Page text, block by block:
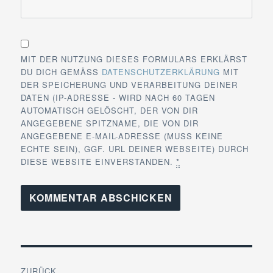
MIT DER NUTZUNG DIESES FORMULARS ERKLÄRST
DU DICH GEMÄSS DATENSCHUTZERKLÄRUNG MIT
DER SPEICHERUNG UND VERARBEITUNG DEINER
DATEN (IP-ADRESSE - WIRD NACH 60 TAGEN
AUTOMATISCH GELÖSCHT, DER VON DIR
ANGEGEBENE SPITZNAME, DIE VON DIR
ANGEGEBENE E-MAIL-ADRESSE (MUSS KEINE
ECHTE SEIN), GGF. URL DEINER WEBSEITE) DURCH
DIESE WEBSITE EINVERSTANDEN.*